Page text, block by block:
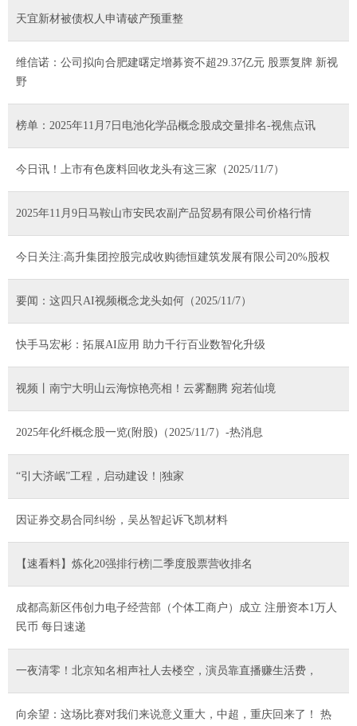
天宜新材被债权人申请破产预重整
维信诺：公司拟向合肥建曙定增募资不超29.37亿元 股票复牌 新视
野
榜单：2025年11月7日电池化学品概念股成交量排名-视焦点讯
今日讯！上市有色废料回收龙头有这三家（2025/11/7）
2025年11月9日马鞍山市安民农副产品贸易有限公司价格行情
今日关注:高升集团控股完成收购德恒建筑发展有限公司20%股权
要闻：这四只AI视频概念龙头如何（2025/11/7）
快手马宏彬：拓展AI应用 助力千行百业数智化升级
视频丨南宁大明山云海惊艳亮相！云雾翻腾 宛若仙境
2025年化纤概念股一览(附股)（2025/11/7）-热消息
“引大济岷”工程，启动建设！|独家
因证券交易合同纠纷，吴丛智起诉飞凯材料
【速看料】炼化20强排行榜|二季度股票营收排名
成都高新区伟创力电子经营部（个体工商户）成立 注册资本1万人
民币 每日速递
一夜清零！北京知名相声社人去楼空，演员靠直播赚生活费，
向余望：这场比赛对我们来说意义重大，中超，重庆回来了！ 热